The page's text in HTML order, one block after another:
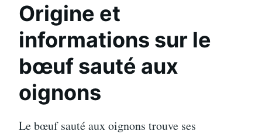
Origine et
informations sur le
bœuf sauté aux
oignons
Le bœuf sauté aux oignons trouve ses